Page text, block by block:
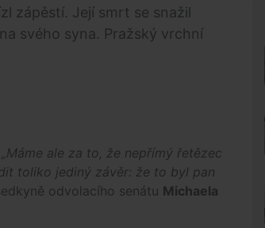
zápěstí. Její smrt se snažil
svého syna. Pražský vrchní
„Máme ale za to, že nepřímý řetězec
toliko jediný závěr: že to byl pan
odvolacího senátu Michaela